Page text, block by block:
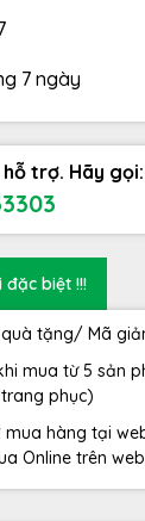
7 ngày
trợ. Hãy gọi:
đặc biệt !!!
quà tặng/ Mã
mua từ 5 sản
phục)
mua hàng tại
Online trên